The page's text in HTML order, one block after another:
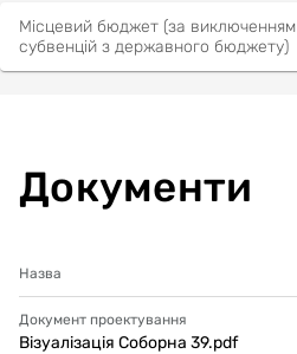
Місцевий бюджет (за виключенням
субвенцій з державного бюджету)
Документи
Назва
Документ проектування
Візуалізація Соборна 39.pdf